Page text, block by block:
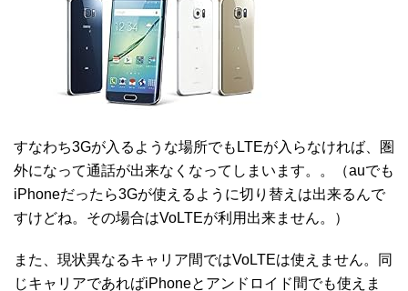
すなわち3Gが入るような場所でもLTEが入らなければ、圏
外になって通話が出来なくなってしまいます。。（auでも
iPhoneだったら3Gが使えるように切り替えは出来るんで
すけどね。その場合はVoLTEが利用出来ません。）
また、現状異なるキャリア間ではVoLTEは使えません。同
じキャリアであればiPhoneとアンドロイド間でも使えま